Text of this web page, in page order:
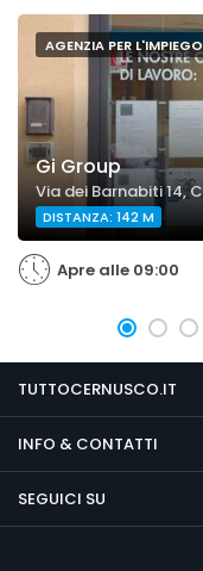
AGENZIA PER L'IMPIEGO
Gi Group
Via dei Barnabiti 14,
DISTANZA: 142 M
Apre alle 09:00
TUTTOCERNUSCO.IT
INFO & CONTATTI
SEGUICI SU